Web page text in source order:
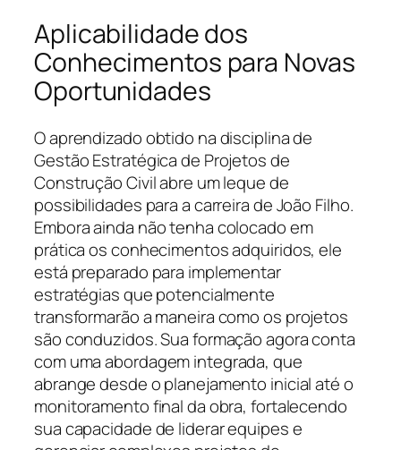
Aplicabilidade dos
Conhecimentos para Novas
Oportunidades
O aprendizado obtido na disciplina de
Gestão Estratégica de Projetos de
Construção Civil abre um leque de
possibilidades para a carreira de João Filho.
Embora ainda não tenha colocado em
prática os conhecimentos adquiridos, ele
está preparado para implementar
estratégias que potencialmente
transformarão a maneira como os projetos
são conduzidos. Sua formação agora conta
com uma abordagem integrada, que
abrange desde o planejamento inicial até o
monitoramento final da obra, fortalecendo
sua capacidade de liderar equipes e